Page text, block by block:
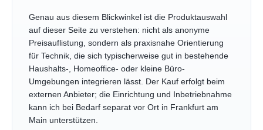
Genau aus diesem Blickwinkel ist die Produktauswahl
auf dieser Seite zu verstehen: nicht als anonyme
Preisauflistung, sondern als praxisnahe Orientierung
für Technik, die sich typischerweise gut in bestehende
Haushalts-, Homeoffice- oder kleine Büro-
Umgebungen integrieren lässt. Der Kauf erfolgt beim
externen Anbieter; die Einrichtung und Inbetriebnahme
kann ich bei Bedarf separat vor Ort in Frankfurt am
Main unterstützen.